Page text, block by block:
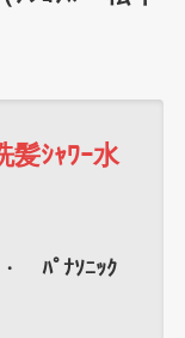
髪ｼｬﾜｰ水
・ ﾊﾟﾅｿﾆｯｸ